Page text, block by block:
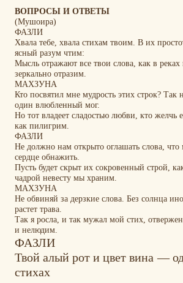
ВОПРОСЫ И ОТВЕТЫ
(Мушоира)
ФАЗЛИ
Хвала тебе, хвала стихам твоим. В их
ясный разум чтим:
Мысль отражают все твои слова, как в реках
зеркально отразим.
МАХЗУНА
Кто посвятил мне мудрость этих строк? Так
один влюбленный мог.
Но тот владеет сладостью любви, кто желчь
как пилигрим.
ФАЗЛИ
Не должно нам открыто оглашать слова, что
сердце обнажить.
Пусть будет скрыт их сокровенный строй,
чадрой невесту мы храним.
МАХЗУНА
Не обвиняй за дерзкие слова. Без солнца
растет трава.
Так я росла, и так мужал мой стих,
и нелюдим.
ФАЗЛИ
Твой алый рот и цвет вина —
стихах